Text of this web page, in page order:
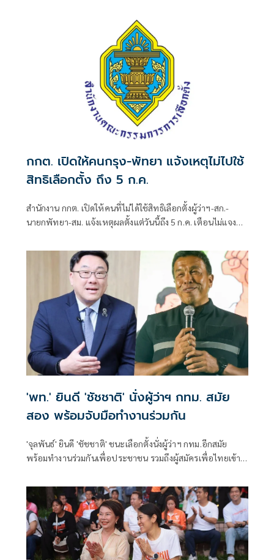
กกต. เปิดให้คนกรุง-พัทยา แจ้งเหตุไม่ไปใช้
สิทธิเลือกตั้ง ถึง 5 ก.ค.
สำนักงาน กกต. เปิดให้คนที่ไม่ได้ใช้สิทธิเลือกตั้งผู้ว่าฯ-สก.-
นายกพัทยา-สม. แจ้งเหตุผลตั้งแต่วันนี้ถึง 5 ก.ค. เตือนไม่แจง
'พท.' ยินดี 'ชัชชาติ' นั่งผู้ว่าฯ กทม. สมัย
สอง พร้อมจับมือทำงานร่วมกัน
'จุลพันธ์' ยินดี 'ชัชชาติ' ชนะเลือกตั้งนั่งผู้ว่าฯ กทม.อีกสมัย
พร้อมทำงานร่วมกันเพื่อประชาชน รวมถึงผู้สมัครเพื่อไทยเข้า